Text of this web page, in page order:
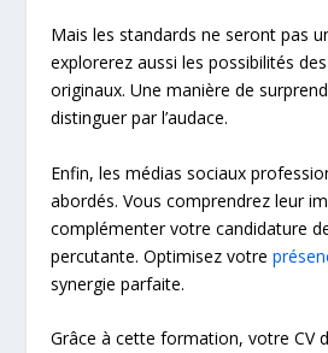
Mais les standards ne seront pas
explorerez aussi les possibilités
originaux. Une manière de
distinguer par l’audace.
Enfin, les médias sociaux
abordés. Vous comprendrez leur
complémenter votre candidature
percutante. Optimisez votre
synergie parfaite.
Grâce à cette formation, votre CV